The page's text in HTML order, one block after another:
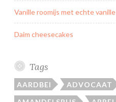
Vanille roomijs met echte vanille
Daim cheesecakes
Tags
AARDBEI ADVOCAAT